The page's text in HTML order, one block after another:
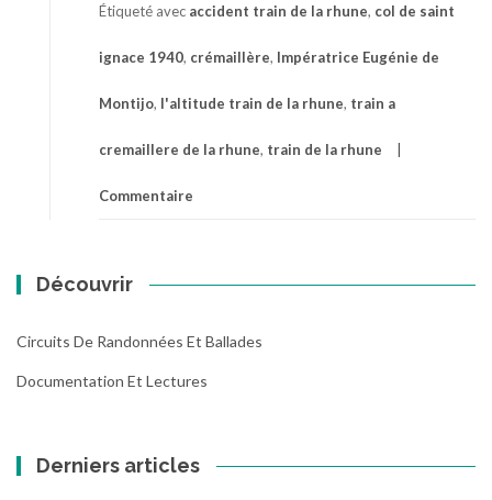
Étiqueté avec accident train de la rhune, col de saint
ignace 1940, crémaillère, Impératrice Eugénie de
Montijo, l'altitude train de la rhune, train a
cremaillere de la rhune, train de la rhune
Commentaire
Découvrir
Circuits De Randonnées Et Ballades
Documentation Et Lectures
Derniers articles